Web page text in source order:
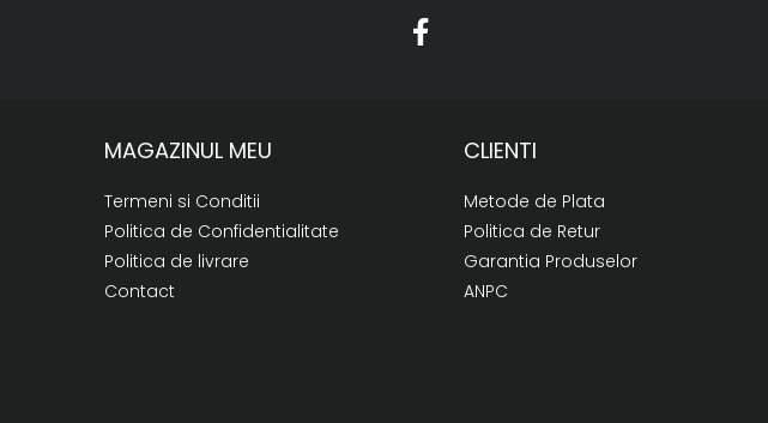
MAGAZINUL MEU
Termeni si Conditii
Politica de Confidentialitate
Politica de livrare
Contact
CLIENTI
Metode de Plata
Politica de Retur
Garantia Produselor
ANPC